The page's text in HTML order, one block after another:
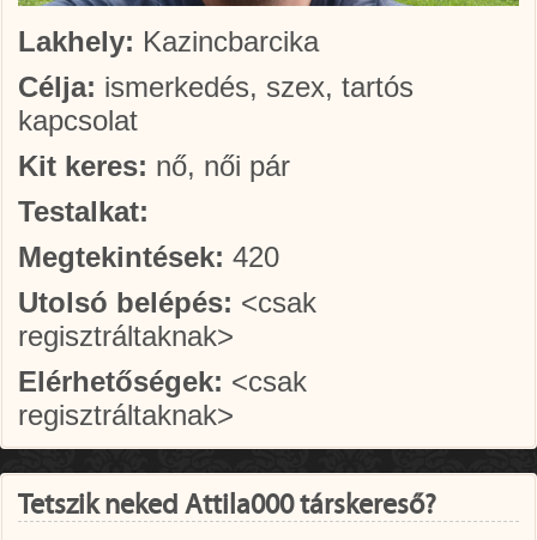
Lakhely: Kazincbarcika
Célja: ismerkedés, szex, tartós
kapcsolat
Kit keres: nő, női pár
Testalkat:
Megtekintések: 420
Utolsó belépés: <csak
regisztráltaknak>
Elérhetőségek: <csak
regisztráltaknak>
Tetszik neked Attila000 társkereső?